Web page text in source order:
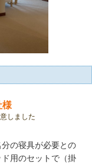
様
しました
の寝具が必要との
用のセットで（掛